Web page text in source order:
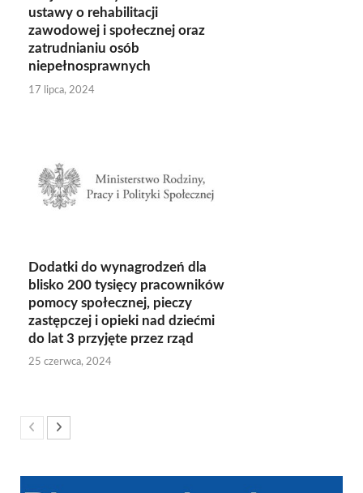
ustawy o rehabilitacji
zawodowej i społecznej oraz
zatrudnianiu osób
niepełnosprawnych
17 lipca, 2024
Dodatki do wynagrodzeń dla
blisko 200 tysięcy pracowników
pomocy społecznej, pieczy
zastępczej i opieki nad dziećmi
do lat 3 przyjęte przez rząd
25 czerwca, 2024